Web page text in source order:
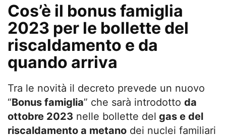
Cos’è il bonus famiglia
2023 per le bollette del
riscaldamento e da
quando arriva
Tra le novità il decreto prevede un nuovo
“Bonus famiglia” che sarà introdotto da
ottobre 2023 nelle bollette del gas e del
riscaldamento a metano dei nuclei familiari